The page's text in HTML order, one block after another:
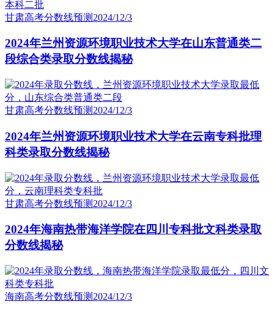
甘肃高考分数线预测 2024/12/3
2024年兰州资源环境职业技术大学在山东普通类二
段综合类录取分数线揭秘
甘肃高考分数线预测 2024/12/3
2024年兰州资源环境职业技术大学在云南专科批理
科类录取分数线揭秘
甘肃高考分数线预测 2024/12/3
2024年海南热带海洋学院在四川专科批文科类录取
分数线揭秘
海南高考分数线预测 2024/12/3